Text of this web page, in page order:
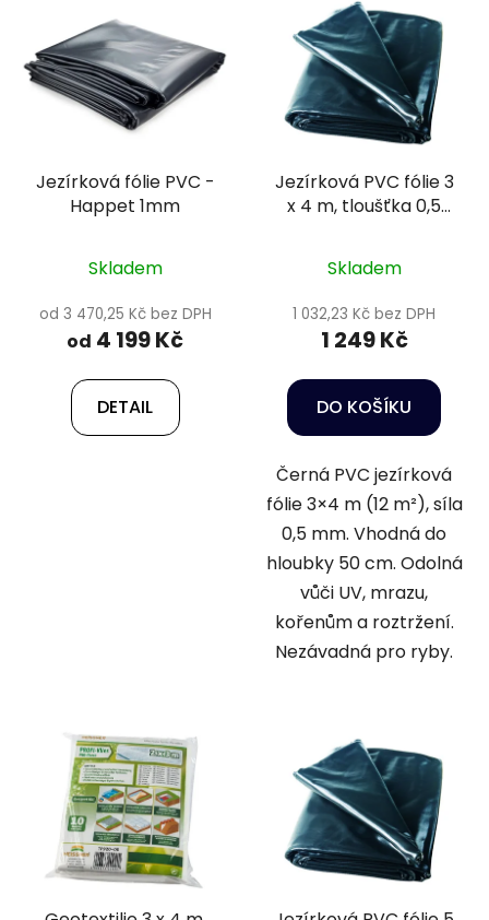
Jezírková fólie PVC -
Happet 1mm
Skladem
od 3 470,25 Kč bez DPH
od 4 199 Kč
DETAIL
Jezírková PVC fólie 3
x 4 m, tloušťka 0,5
Skladem
1 032,23 Kč bez DPH
1 249 Kč
DO KOŠÍKU
Černá PVC jezírková
fólie 3×4 m (12 m²), síla
0,5 mm. Vhodná do
hloubky 50 cm. Odolná
vůči UV, mrazu,
kořenům a roztržení.
Nezávadná pro ryby.